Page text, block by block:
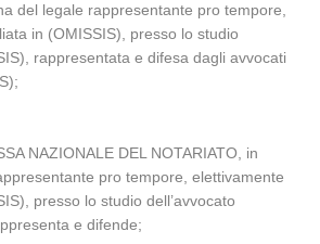
del legale rappresentante pro tempore,
in (OMISSIS), presso lo studio
rappresentata e difesa dagli avvocati
NAZIONALE DEL NOTARIATO, in
pro tempore, elettivamente
presso lo studio dell’avvocato
e difende;